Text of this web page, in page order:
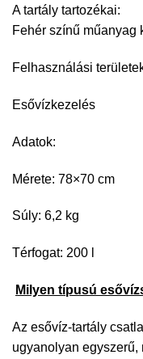
A tartály tartozékai:
Fehér színű műanyag
Felhasználási
Esővízkezelés
Adatok:
Mérete: 78×70 cm
Súly: 6,2 kg
Térfogat: 200 l
Milyen típusú
Az esővíz-tartály
ugyanolyan egyszerű,